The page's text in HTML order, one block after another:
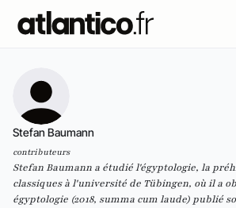
Stefan Baumann
contributeurs
Stefan Baumann a étudié l'égyptologie, la
classiques à l'université de Tübingen, où il a
égyptologie (2018, summa cum laude) publié